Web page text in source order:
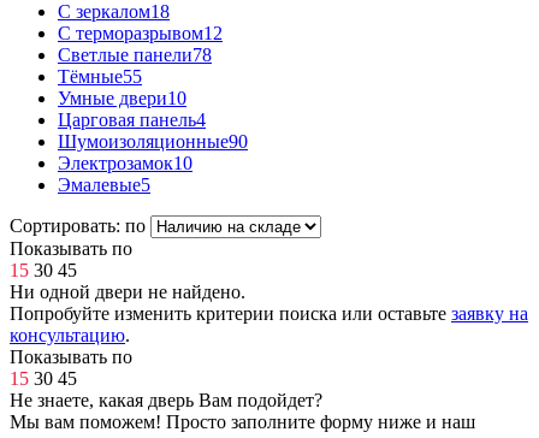
С зеркалом18
С терморазрывом12
Светлые панели78
Тёмные55
Умные двери10
Царговая панель4
Шумоизоляционные90
Электрозамок10
Эмалевые5
Сортировать: по
Показывать по
15 30 45
Ни одной двери не найдено.
Попробуйте изменить критерии поиска или оставьте заявку на
консультацию.
Показывать по
15 30 45
Не знаете, какая дверь Вам подойдет?
Мы вам поможем! Просто заполните форму ниже и наш